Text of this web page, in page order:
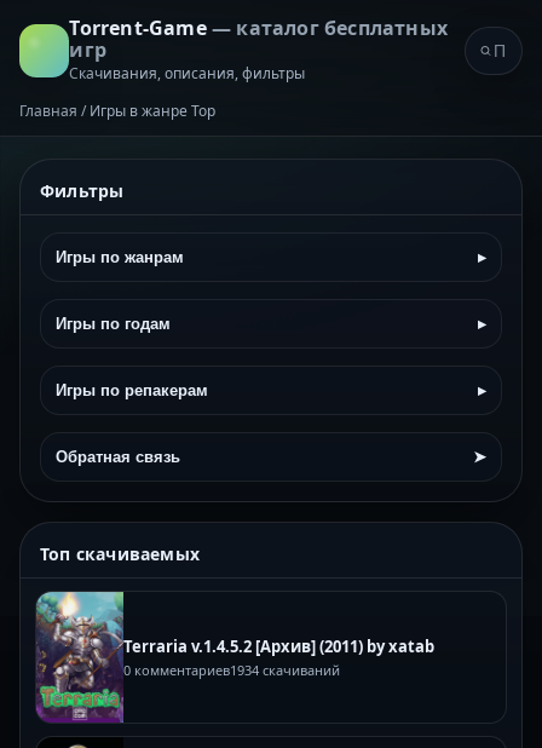
Torrent-Game— каталог бесплатных
игр
Скачивания, описания, фильтры
Главная / Игры в жанре Top
Фильтры
Игры по жанрам ▸
Игры по годам ▸
Игры по репакерам ▸
Обратная связь ➤
Топ скачиваемых
Terraria v.1.4.5.2 [Архив] (2011) by xatab
0 комментариев1934 скачиваний